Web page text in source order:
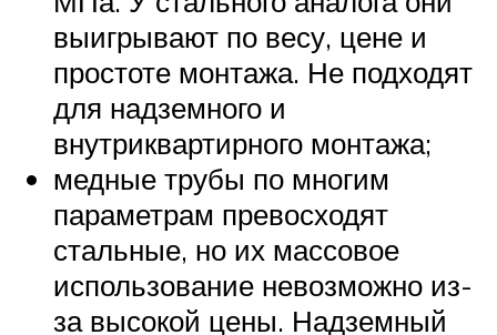
выигрывают по весу, цене и
простоте монтажа. Не подходят
для надземного и
внутриквартирного монтажа;
медные трубы по многим
параметрам превосходят
стальные, но их массовое
использование невозможно из-
за высокой цены. Надземный